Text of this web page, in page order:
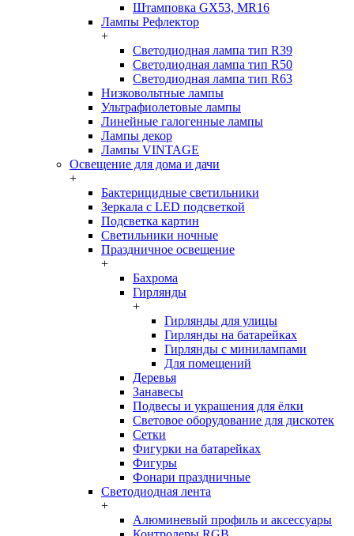
Штамповка GX53, MR16
Лампы Рефлектор
+
Светодиодная лампа тип R39
Светодиодная лампа тип R50
Светодиодная лампа тип R63
Низковольтные лампы
Ультрафиолетовые лампы
Линейные галогенные лампы
Лампы декор
Лампы VINTAGE
Освещение для дома и дачи
+
Бактерицидные светильники
Зеркала с LED подсветкой
Подсветка картин
Светильники ночные
Праздничное освещение
+
Бахрома
Гирлянды
+
Гирлянды для улицы
Гирлянды на батарейках
Гирлянды с минилампами
Для помещений
Деревья
Занавесы
Подвесы и украшения для ёлки
Световое оборудование для дискотек
Сетки
Фигурки на батарейках
Фигуры
Фонари праздничные
Светодиодная лента
+
Алюминевый профиль и аксессуары